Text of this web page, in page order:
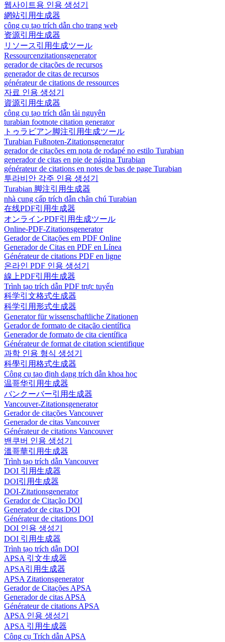
웹사이트용 인용 생성기
網站引用生成器
công cụ tạo trích dẫn cho trang web
资源引用生成器
リソース引用生成ツール
Ressourcenzitationsgenerator
gerador de citações de recursos
generador de citas de recursos
générateur de citations de ressources
자료 인용 생성기
資源引用生成器
công cụ tạo trích dẫn tài nguyên
turabian footnote citation generator
トゥラビアン脚注引用生成ツール
Turabian Fußnoten-Zitationsgenerator
gerador de citações em nota de rodapé no estilo Turabian
generador de citas en pie de página Turabian
générateur de citations en notes de bas de page Turabian
투라비안 각주 인용 생성기
Turabian 脚注引用生成器
nhà cung cấp trích dẫn chân chú Turabian
在线PDF引用生成器
オンラインPDF引用生成ツール
Online-PDF-Zitationsgenerator
Gerador de Citações em PDF Online
Generador de Citas en PDF en Línea
Générateur de citations PDF en ligne
온라인 PDF 인용 생성기
線上PDF引用生成器
Trình tạo trích dẫn PDF trực tuyến
科学引文格式生成器
科学引用形式生成器
Generator für wissenschaftliche Zitationen
Gerador de formato de citação científica
Generador de formato de cita científica
Générateur de format de citation scientifique
과학 인용 형식 생성기
科學引用格式生成器
Công cụ tạo định dạng trích dẫn khoa học
温哥华引用生成器
バンクーバー引用生成器
Vancouver-Zitationsgenerator
Gerador de citações Vancouver
Generador de citas Vancouver
Générateur de citations Vancouver
밴쿠버 인용 생성기
溫哥華引用生成器
Trình tạo trích dẫn Vancouver
DOI 引用生成器
DOI引用生成器
DOI-Zitationsgenerator
Gerador de Citação DOI
Generador de citas DOI
Générateur de citations DOI
DOI 인용 생성기
DOI 引用生成器
Trình tạo trích dẫn DOI
APSA 引文生成器
APSA引用生成器
APSA Zitationsgenerator
Gerador de Citações APSA
Generador de citas APSA
Générateur de citations APSA
APSA 인용 생성기
APSA 引用生成器
Công cụ Trích dẫn APSA